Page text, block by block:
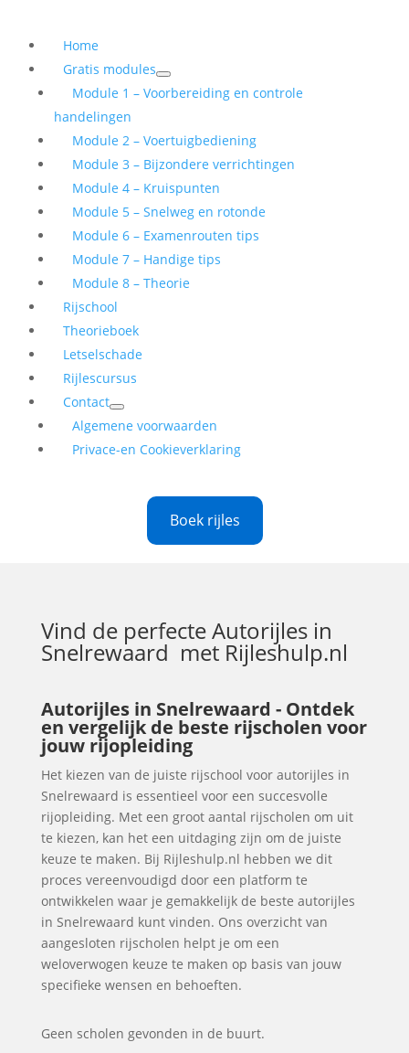
Home
Gratis modules
Module 1 – Voorbereiding en controle
handelingen
Module 2 – Voertuigbediening
Module 3 – Bijzondere verrichtingen
Module 4 – Kruispunten
Module 5 – Snelweg en rotonde
Module 6 – Examenrouten tips
Module 7 – Handige tips
Module 8 – Theorie
Rijschool
Theorieboek
Letselschade
Rijlescursus
Contact
Algemene voorwaarden
Privace-en Cookieverklaring
Boek rijles
Vind de perfecteAutorijles in
Snelrewaard met Rijleshulp.nl
Autorijles in Snelrewaard - Ontdek
en vergelijk de beste rijscholen voor
jouw rijopleiding
Het kiezen van de juiste rijschool voor autorijles in
Snelrewaard is essentieel voor een succesvolle
rijopleiding. Met een groot aantal rijscholen om uit
te kiezen, kan het een uitdaging zijn om de juiste
keuze te maken. Bij Rijleshulp.nl hebben we dit
proces vereenvoudigd door een platform te
ontwikkelen waar je gemakkelijk de beste autorijles
in Snelrewaard kunt vinden. Ons overzicht van
aangesloten rijscholen helpt je om een
weloverwogen keuze te maken op basis van jouw
specifieke wensen en behoeften.
Geen scholen gevonden in de buurt.